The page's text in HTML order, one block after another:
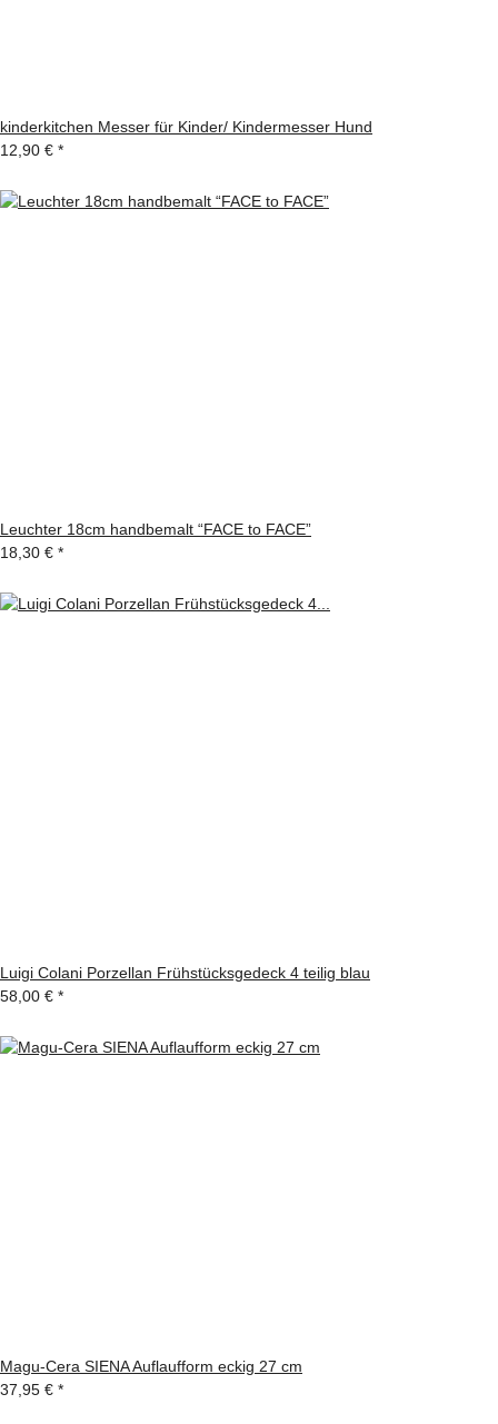
kinderkitchen Messer für Kinder/ Kindermesser Hund
12,90 € *
Leuchter 18cm handbemalt “FACE to FACE”
18,30 € *
Luigi Colani Porzellan Frühstücksgedeck 4 teilig blau
58,00 € *
Magu-Cera SIENA Auflaufform eckig 27 cm
37,95 € *